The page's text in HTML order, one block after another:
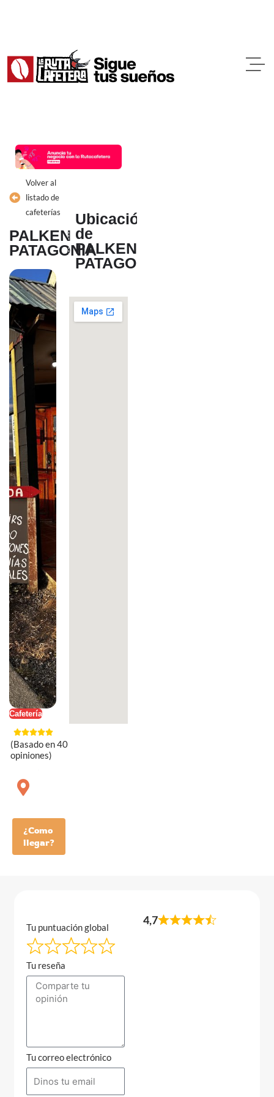
Volver al
listado de
cafeterías
PALKEN
PATAGONIA
Cafetería
(Basado en 40
opiniones)
¿Como
llegar?
Ubicación
de
PALKEN
PATAGONIA
Tu puntuación global
Tu reseña
Tu correo electrónico
4,7